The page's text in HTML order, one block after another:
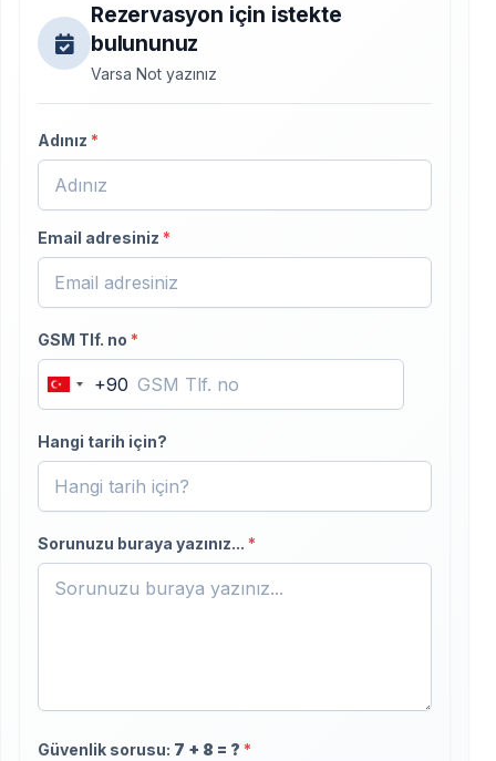
Rezervasyon için istekte
bulununuz
Varsa Not yazınız
Adınız *
Email adresiniz *
GSM Tlf. no *
Turkey
+90
+90
Hangi tarih için?
Sorunuzu buraya yazınız... *
Güvenlik sorusu: 7 + 8 = ? *